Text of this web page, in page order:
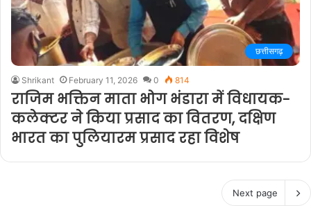
छत्तीसगढ़
Shrikant February 11, 2026 0 814
राजिम भक्तिन माता भोग भंडारा में विधायक-
कलेक्टर ने किया प्रसाद का वितरण, दक्षिण
भारत का पुलियारम प्रसाद रहा विशेष
Next page